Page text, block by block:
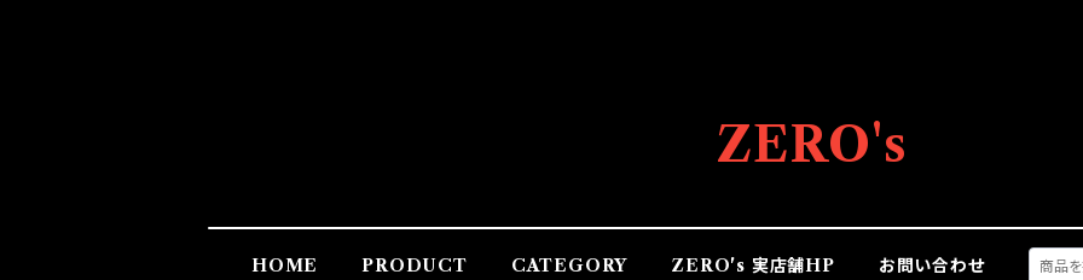
ZERO's
HOME PRODUCT CATEGORY ZERO's 実店舗HP お問い合わせ